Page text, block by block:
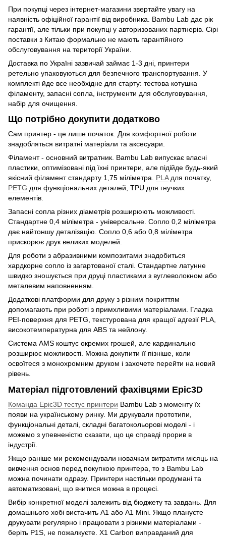
При покупці через інтернет-магазини звертайте увагу на
наявність офіційної гарантії від виробника. Bambu Lab дає рік
гарантії, але тільки при покупці у авторизованих партнерів. Сірі
поставки з Китаю формально не мають гарантійного
обслуговування на території України.
Доставка по Україні зазвичай займає 1-3 дні, принтери
ретельно упаковуються для безпечного транспортування. У
комплекті йде все необхідне для старту: тестова котушка
філаменту, запасні сопла, інструменти для обслуговування,
набір для очищення.
Що потрібно докупити додатково
Сам принтер - це лише початок. Для комфортної роботи
знадобляться витратні матеріали та аксесуари.
Філамент - основний витратник. Bambu Lab випускає власні
пластики, оптимізовані під їхні принтери, але підійде будь-який
якісний філамент стандарту 1,75 міліметра. PLAдля початку,
PETG для функціональних деталей, TPU для гнучких
елементів.
Запасні сопла різних діаметрів розширюють можливості.
Стандартне 0,4 міліметра - універсальне. Сопло 0,2 міліметра
дає найтоншу деталізацію. Сопло 0,6 або 0,8 міліметра
прискорює друк великих моделей.
Для роботи з абразивними композитами знадобиться
хардкорне сопло із загартованої сталі. Стандартне латунне
швидко зношується при друці пластиками з вуглеволокном або
металевим наповненням.
Додаткові платформи для друку з різним покриттям
допомагають при роботі з примхливими матеріалами. Гладка
PEI-поверхня для PETG, текстурована для кращої адгезії PLA,
високотемпературна для ABS та нейлону.
Система AMS коштує окремих грошей, але кардинально
розширює можливості. Можна докупити її пізніше, коли
освоїтеся з монохромним друком і захочете перейти на новий
рівень.
Матеріал підготовлений фахівцями Epic3D
Команда Epic3D тестує принтери Bambu Lab з моменту їх
появи на українському ринку. Ми друкували прототипи,
функціональні деталі, складні багатокольорові моделі - і
можемо з упевненістю сказати, що це справді прорив в
індустрії.
Якщо раніше ми рекомендували новачкам витратити місяць на
вивчення основ перед покупкою принтера, то з Bambu Lab
можна починати одразу. Принтери настільки продумані та
автоматизовані, що вчитися можна в процесі.
Вибір конкретної моделі залежить від бюджету та завдань. Для
домашнього хобі вистачить A1 або A1 Mini. Якщо плануєте
друкувати регулярно і працювати з різними матеріалами -
беріть P1S, не пожалкуєте. X1 Carbon виправданий для